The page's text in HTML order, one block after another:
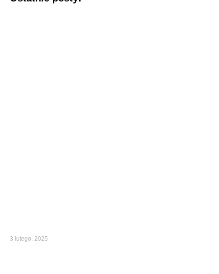
3 lutego, 2025